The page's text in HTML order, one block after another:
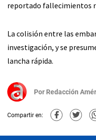
reportado fallecimientos
La colisión entre las
investigación, y se
lancha rápida.
Por Redacción
Compartir en: